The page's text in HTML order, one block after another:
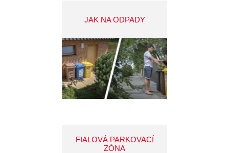
JAK NA ODPADY
FIALOVÁ PARKOVACÍ
ZÓNA